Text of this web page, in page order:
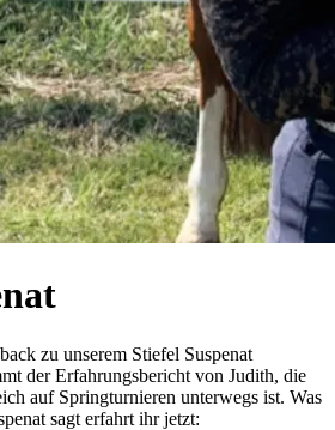
zu unserem Stiefel Suspenat
der Erfahrungsbericht von Judith, die
auf Springturnieren unterwegs ist. Was
sagt erfahrt ihr jetzt: